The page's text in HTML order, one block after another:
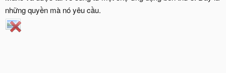
những quyền mà nó yêu cầu.